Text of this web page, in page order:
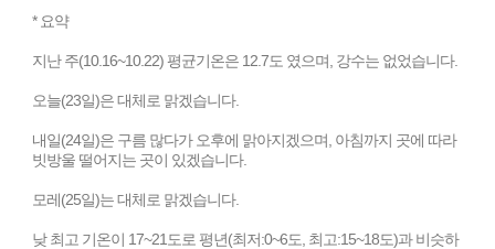
* 요약
지난 주(10.16~10.22) 평균기온은 12.7도 였으며, 강수는 없었습니다.
오늘(23일)은 대체로 맑겠습니다.
내일(24일)은 구름 많다가 오후에 맑아지겠으며, 아침까지 곳에 따라
빗방울 떨어지는 곳이 있겠습니다.
모레(25일)는 대체로 맑겠습니다.
낮 최고 기온이 17~21도로 평년(최저:0~6도, 최고:15~18도)과 비슷하